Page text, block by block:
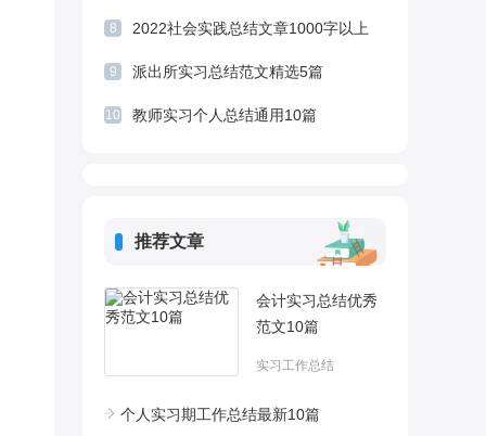
8 2022社会实践总结文章1000字以上
9 派出所实习总结范文精选5篇
10 教师实习个人总结通用10篇
推荐文章
会计实习总结优秀
范文10篇
实习工作总结
个人实习期工作总结最新10篇